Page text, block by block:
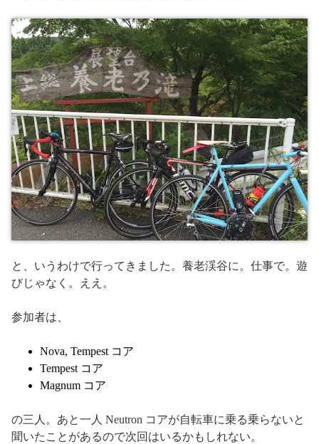
と、いうわけで行ってきました。養老渓谷に。仕事で。遊
びじゃなく。ええ。
参加者は、
Nova, Tempest コア
Tempest コア
Magnum コア
の三人。あと一人 Neutron コアが自転車に乗る乗らないと
聞いたことがあるので次回はいるかもしれない。